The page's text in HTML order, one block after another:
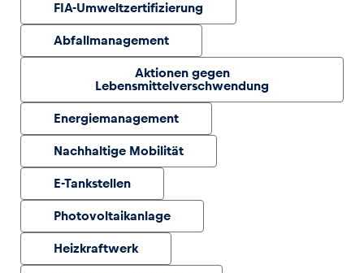
FIA-Umweltzertifizierung
Abfallmanagement
Aktionen gegen
Lebensmittelverschwendung
Energiemanagement
Nachhaltige Mobilität
E-Tankstellen
Photovoltaikanlage
Heizkraftwerk